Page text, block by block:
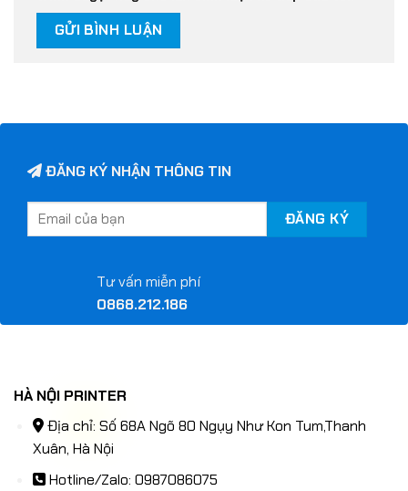
ĐĂNG KÝ NHẬN THÔNG TIN
Tư vấn miễn phí
0868.212.186
HÀ NỘI PRINTER
Địa chỉ: Số 68A Ngõ 80 Ngụy Như Kon Tum,Thanh
Xuân, Hà Nội
Hotline/Zalo: 0987086075